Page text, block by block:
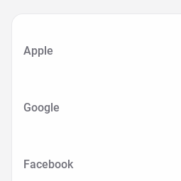
Apple
Google
Facebook